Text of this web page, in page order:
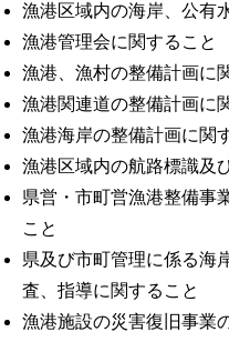
漁港区域内の海岸、公有
漁港管理会に関すること
漁港、漁村の整備計画に
漁港関連道の整備計画に
漁港海岸の整備計画に関
漁港区域内の航路標識及
県営・市町営漁港整備事
こと
県及び市町管理に係る海
査、指導に関すること
漁港施設の災害復旧事業